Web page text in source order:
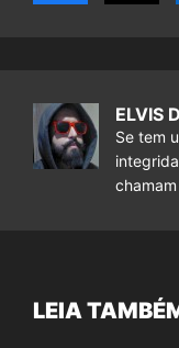
ELVIS
Se tem
LEIA